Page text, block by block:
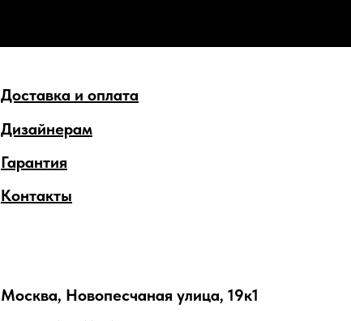
Дизайнерам
Доставка и оплата
Гарантия
Контакты
Москва, Новопесчаная улица, 19к1